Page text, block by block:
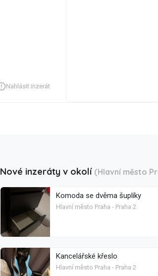
Nahlásit inzerát
Nové inzeráty v okolí (Hlavní město
Komoda se dvěma šuplíky
Hlavní město Praha - Praha 2
Kancelářské křeslo
Hlavní město Praha - Praha 2